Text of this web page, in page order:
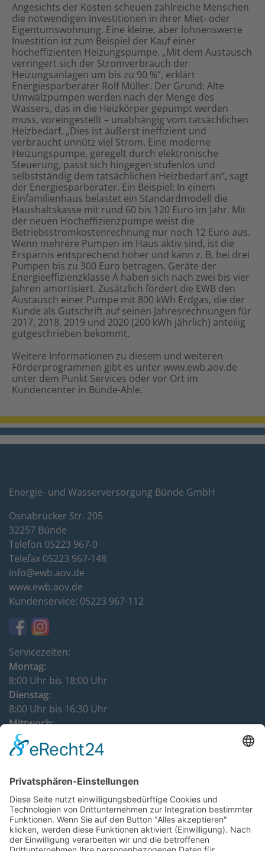
Angesichts der Kosten scheuen zahlreiche Menschen
die notwendigen Investitionen in ihrer Miet- oder
Eigentumswohnung. Eine kleine, aber lohnenswerte
Investition ist zum Beispiel der Kauf einer
hocheffizienten Heizungspumpe. „Mit dem Austausch
verringert sich der Stromverbrauch der
Heizungsanlagen um bis zu 90 %“, erklärt
Energiesparberater Rolf Müller. Der Grund: Alte
Umwälzpumpen werden nach der Menge des
Wassers, das in die Heizkörper gepumpt werden
muss, voreingestellt – unabhängig vom tatsächlichen
Heizbedarf. „Dies ist äußerst ineffizient und
verbraucht unnütz viel Strom. Eine moderne
Heizungspumpe, geregelt durch elektronische
Steuerung, passt sich hingegen stufenlos und
selbstständig dem tatsächlichen Heizbedarf an“, sagt
der Energiesparberater. Ein Beispiel: In einem
Einfamilienhaus belastet ein Standardmodell die
Haushaltskasse mit rund 60 bis 120 Euro im Jahr. Mit
der neuen Hocheffizienzpumpe weist die
Betriebsstromkostenrechnung nur noch 12 Euro aus.
Wenn mehrere Pumpen im Haus aktiv sind, ist die
Ersparnis entsprechend höher und kann z. B. bei drei
Pumpen bis zu 300 Euro betragen. Geräte der
Energieeffizienzklasse A haben sich nach zwei bis vier
Jahren amortisiert. Zusätzlich fördert die EWB den
Austausch einer Pumpe mit 800 kWh Erdgas, die der
Kunde als Gutschrift auf seinen Jahresrechnungen für
2017, 2018, 2019 und 2020 (200 kWh jährlich) anteilig
gutgeschrieben bekommt.
Weitere Informationen zu diesem und weiteren
Förderprogrammen gibt es unter www.ewb.aov.de
unter dem Punkt Services oder vor Ort im
Kundencenter in Bünde-Ahle.
Energie- und Wasserversorgung Bünde GmbH
Osnabrücker Str. 205
32257 Bünde
Telefon 05223 967-0
Telefax 05223 967-148
info@ewb.aov.de
www.ewb.aov.de
Kundenservice: 05223 967-112
Servicezeiten:
Montag:
8:00 Uhr bis 18:00 Uhr
Dienstag:
8:00 Uhr bis 16:30 Uhr
Mittwoch:
8:00 Uhr bis 12:00 Uhr
Donnerstag:
DATENSCHUTZHINWEISE
IMPRESSUM